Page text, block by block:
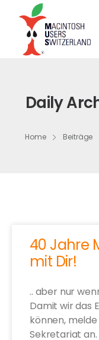
Daily
Home Beiträge
40 Jahre
mit Dir!
.. aber nur
Damit wir das
können,
Sekretariat